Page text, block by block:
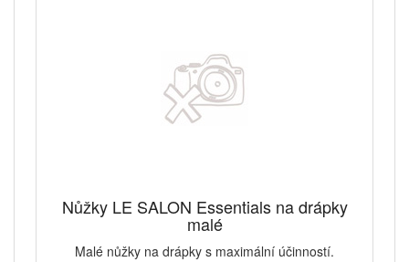
Nůžky LE SALON Essentials na drápky
malé
Malé nůžky na drápky s maximální účinností.